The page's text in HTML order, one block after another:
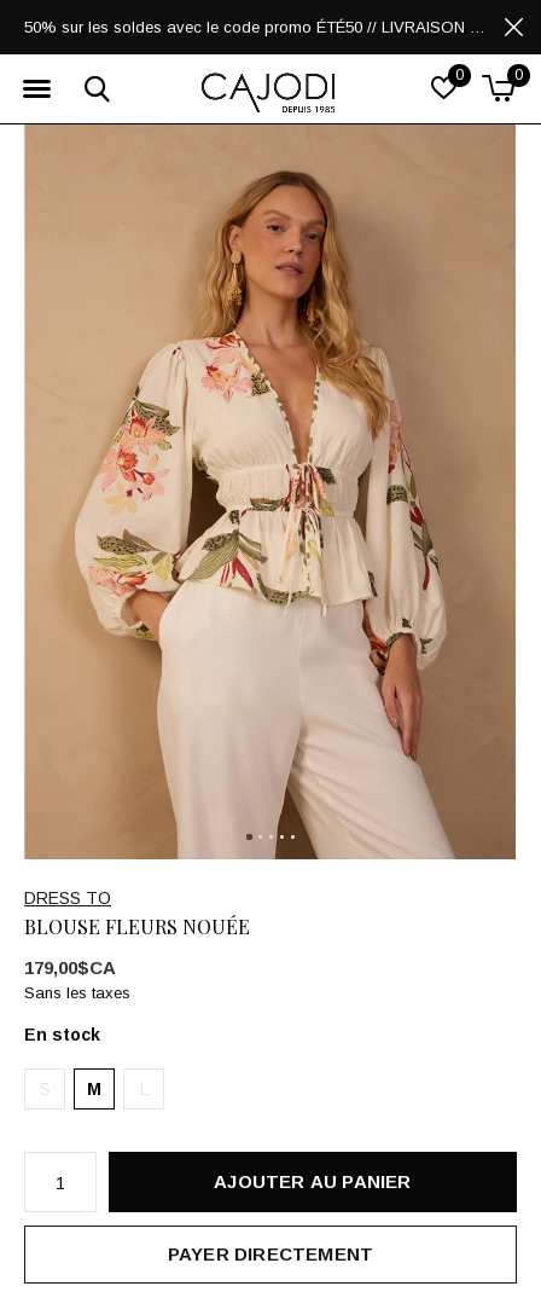
0 0
50% sur les soldes avec le code promo ÉTÉ50 // LIVRAISON GRATUITE POUR LES ACHATS DE 250$ ET PLUS
DRESS TO
BLOUSE FLEURS NOUÉE
179,00$CA
Sans les taxes
En stock
S M L
AJOUTER AU PANIER
PAYER DIRECTEMENT